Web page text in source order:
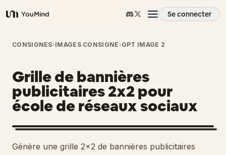
YouMind
Se connecter
Aperçu
Cas d'usage
Compétences
Invites
CONSIGNES›IMAGES CONSIGNE ›GPT IMAGE 2
Grille de bannières
publicitaires 2x2 pour
école de réseaux sociaux
Génère une grille 2x2 de bannières publicitaires